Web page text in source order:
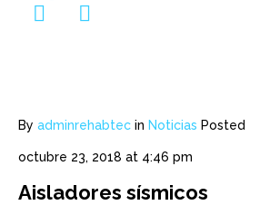
By adminrehabtec in Noticias Posted
octubre 23, 2018 at 4:46 pm
Aisladores sísmicos